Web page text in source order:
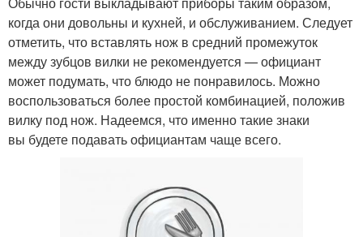
когда они довольны и кухней, и обслуживанием. Следует
отметить, что вставлять нож в средний промежуток
между зубцов вилки не рекомендуется — официант
может подумать, что блюдо не понравилось. Можно
воспользоваться более простой комбинацией, положив
вилку под нож. Надеемся, что именно такие знаки
вы будете подавать официантам чаще всего.